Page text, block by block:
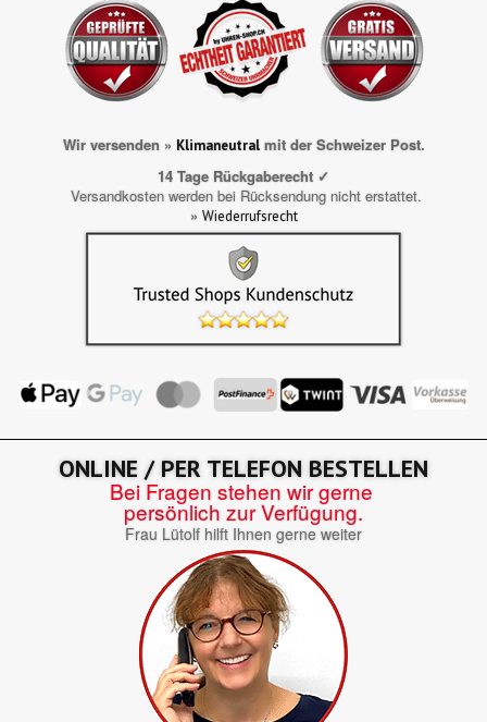
Wir versenden » Klimaneutralmit der Schweizer Post.
14 Tage Rückgaberecht ✓
Versandkosten werden bei Rücksendung nicht erstattet.
» Wiederrufsrecht
ONLINE / PER TELEFON BESTELLEN
Bei Fragen stehen wir gerne
persönlich zur Verfügung.
Frau Lütolf hilft Ihnen gerne weiter